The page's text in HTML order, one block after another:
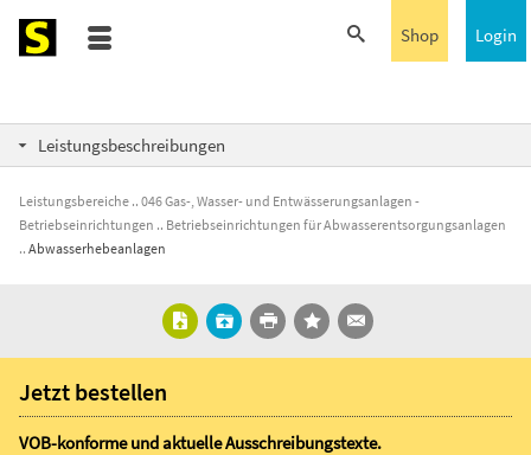
Login
Shop
Leistungsbeschreibungen
Leistungsbereiche
046 Gas-, Wasser- und Entwässerungsanlagen -
Betriebseinrichtungen
Betriebseinrichtungen für Abwasserentsorgungsanlagen
Abwasserhebeanlagen
Jetzt bestellen
VOB-konforme und aktuelle Ausschreibungstexte.